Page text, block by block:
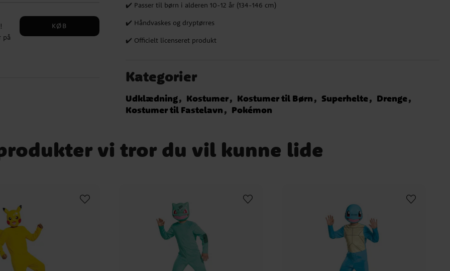
✔️
på
KØB
✔️ Passer til børn i alderen 10-12 år (134-146 cm)
✔️ Håndvaskes og dryptørres
✔️ Officielt licenseret produkt
Kategorier
Udklædning Kostumer Kostumer til Børn Superhelte
Drenge
Kostumer til Fastelavn
Pokémon
vi tror du vil kunne lide